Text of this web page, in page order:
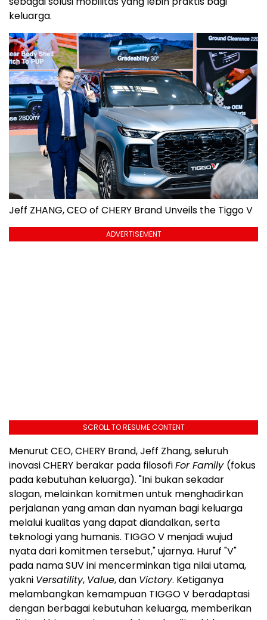
keluarga.
Jeff ZHANG, CEO of CHERY Brand Unveils the Tiggo V
ADVERTISEMENT
SCROLL TO RESUME CONTENT
Menurut CEO, CHERY Brand, Jeff Zhang, seluruh
inovasi CHERY berakar pada filosofiFor Family (fokus
pada kebutuhan keluarga). "Ini bukan sekadar
slogan, melainkan komitmen untuk menghadirkan
perjalanan yang aman dan nyaman bagi keluarga
melalui kualitas yang dapat diandalkan, serta
teknologi yang humanis. TIGGO V menjadi wujud
nyata dari komitmen tersebut," ujarnya. Huruf "V"
pada nama SUV ini mencerminkan tiga nilai utama,
yakni Versatility, Value, dan Victory. Ketiganya
melambangkan kemampuan TIGGO V beradaptasi
dengan berbagai kebutuhan keluarga, memberikan